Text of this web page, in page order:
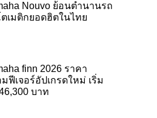
Nouvo ย้อนตำนานรถ
เมติกยอดฮิตในไทย
finn 2026 ราคา
ฟีเจอร์อัปเกรดใหม่ เริ่ม
บาท